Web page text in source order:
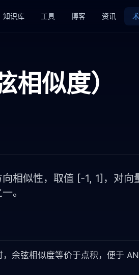
知识库 工具 博客 资讯
似度）
相似性，取值 [-1, 1]，对向
。
余弦相似度等价于点积，便于